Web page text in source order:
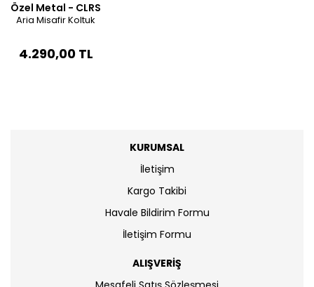
Özel Metal - CLRS
Aria Misafir Koltuk
4.290,00 TL
KURUMSAL
İletişim
Kargo Takibi
Havale Bildirim Formu
İletişim Formu
ALIŞVERİŞ